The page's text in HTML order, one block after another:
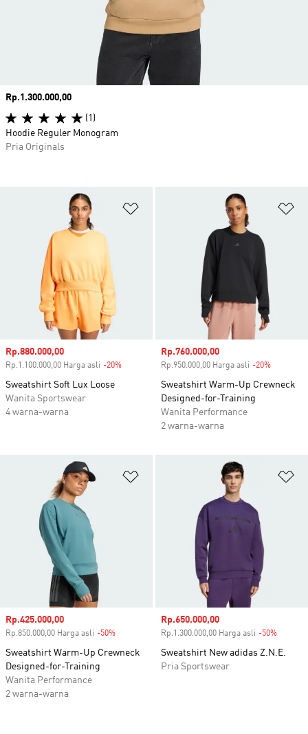
Tambahkan ke Wishlist
Harga penjualan
Rp.880.000,00
Rp.1.100.000,00 Harga asli -20%
Sweatshirt Soft Lux Loose
Wanita Sportswear
4 warna-warna
Harga penjualan
Rp.760.000,00
Rp.950.000,00 Harga asli -20%
Sweatshirt Warm-Up Crewneck
Designed-for-Training
Wanita Performance
2 warna-warna
Tambahkan ke Wishlist
Harga penjualan
Rp.425.000,00
Rp.850.000,00 Harga asli -50%
Sweatshirt Warm-Up Crewneck
Designed-for-Training
Wanita Performance
2 warna-warna
Harga penjualan
Rp.650.000,00
Rp.1.300.000,00 Harga asli -50%
Sweatshirt New adidas Z.N.E.
Pria Sportswear
Harga
Rp.1.300.000,00
(1)
Hoodie Reguler Monogram
Pria Originals